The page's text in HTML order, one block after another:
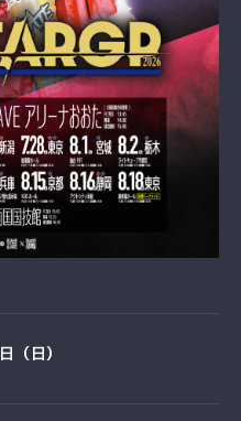
日（日）